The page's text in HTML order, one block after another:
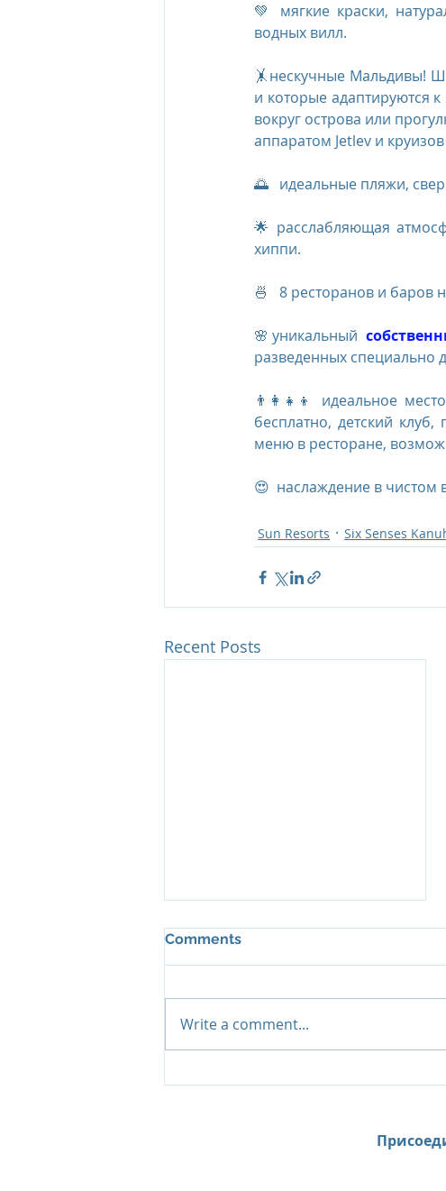
💚 мягкие краски,
водных вилл.
🤸нескучные Мальдивы!
и которые адаптируются
вокруг острова или
аппаратом Jetlev и
🌅   идеальные пляжи,
🌟 расслабляющая
хиппи.
🍜   8 ресторанов и баров
🌸уникальный
разведенных специально
👨‍👩‍👧‍👦 идеальное
бесплатно, детский
меню в ресторане,
😍  наслаждение в чистом
Sun Resorts Six Senses
Recent Posts
Comments
Write a comment...